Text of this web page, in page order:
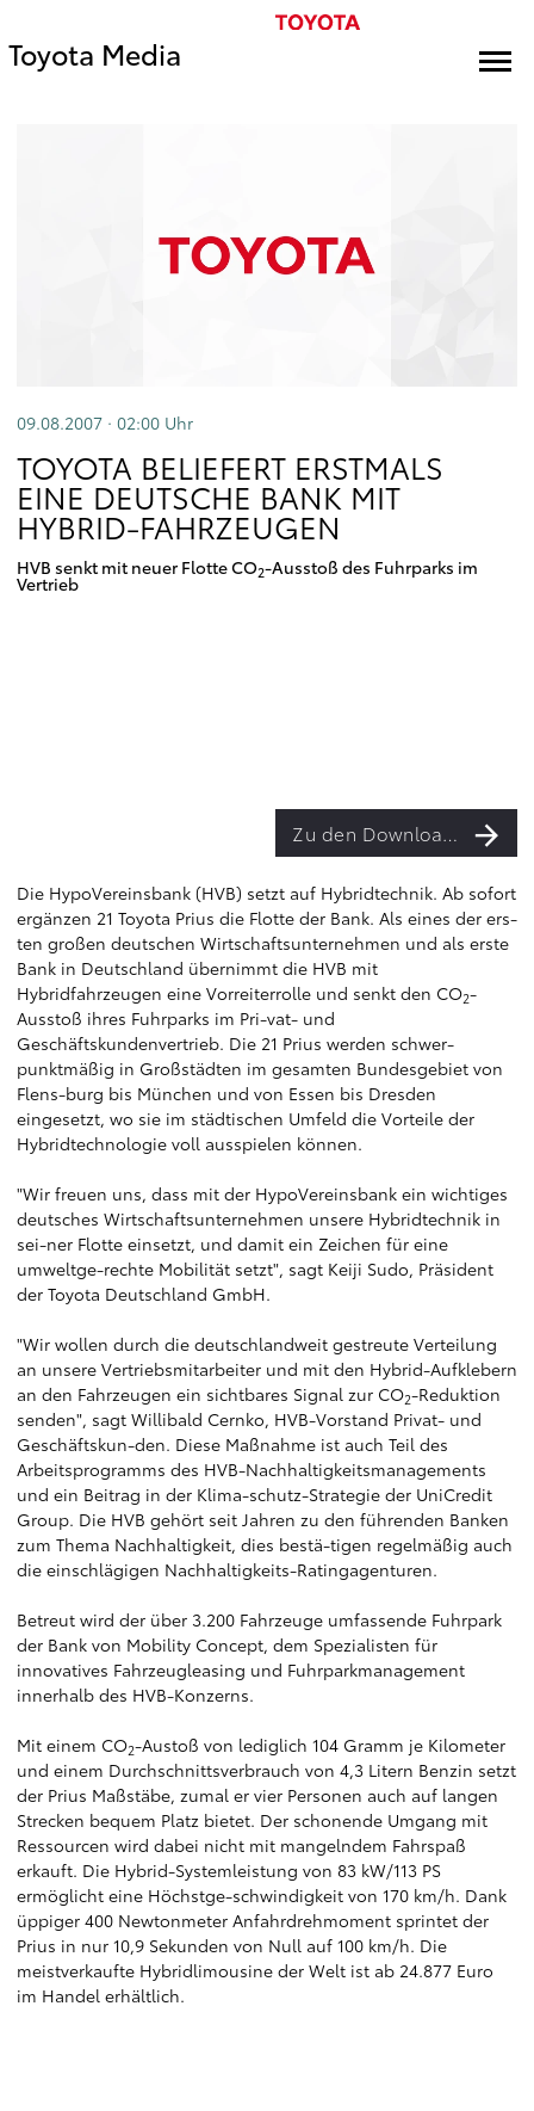
Toyota Media
09.08.2007 · 02:00 Uhr
TOYOTA BELIEFERT ERSTMALS
EINE DEUTSCHE BANK MIT
HYBRID-FAHRZEUGEN
HVB senkt mit neuer Flotte CO2-Ausstoß des Fuhrparks im
Vertrieb
Zu den Downloads
Die HypoVereinsbank (HVB) setzt auf Hybridtechnik. Ab sofort
ergänzen 21 Toyota Prius die Flotte der Bank. Als eines der ers-
ten großen deutschen Wirtschaftsunternehmen und als erste
Bank in Deutschland übernimmt die HVB mit
Hybridfahrzeugen eine Vorreiterrolle und senkt den CO2-
Ausstoß ihres Fuhrparks im Pri-vat- und
Geschäftskundenvertrieb. Die 21 Prius werden schwer-
punktmäßig in Großstädten im gesamten Bundesgebiet von
Flens-burg bis München und von Essen bis Dresden
eingesetzt, wo sie im städtischen Umfeld die Vorteile der
Hybridtechnologie voll ausspielen können.
"Wir freuen uns, dass mit der HypoVereinsbank ein wichtiges
deutsches Wirtschaftsunternehmen unsere Hybridtechnik in
sei-ner Flotte einsetzt, und damit ein Zeichen für eine
umweltge-rechte Mobilität setzt", sagt Keiji Sudo, Präsident
der Toyota Deutschland GmbH.
"Wir wollen durch die deutschlandweit gestreute Verteilung
an unsere Vertriebsmitarbeiter und mit den Hybrid-Aufklebern
an den Fahrzeugen ein sichtbares Signal zur CO2-Reduktion
senden", sagt Willibald Cernko, HVB-Vorstand Privat- und
Geschäftskun-den. Diese Maßnahme ist auch Teil des
Arbeitsprogramms des HVB-Nachhaltigkeitsmanagements
und ein Beitrag in der Klima-schutz-Strategie der UniCredit
Group. Die HVB gehört seit Jahren zu den führenden Banken
zum Thema Nachhaltigkeit, dies bestä-tigen regelmäßig auch
die einschlägigen Nachhaltigkeits-Ratingagenturen.
Betreut wird der über 3.200 Fahrzeuge umfassende Fuhrpark
der Bank von Mobility Concept, dem Spezialisten für
innovatives Fahrzeugleasing und Fuhrparkmanagement
innerhalb des HVB-Konzerns.
Mit einem CO2-Austoß von lediglich 104 Gramm je Kilometer
und einem Durchschnittsverbrauch von 4,3 Litern Benzin setzt
der Prius Maßstäbe, zumal er vier Personen auch auf langen
Strecken bequem Platz bietet. Der schonende Umgang mit
Ressourcen wird dabei nicht mit mangelndem Fahrspaß
erkauft. Die Hybrid-Systemleistung von 83 kW/113 PS
ermöglicht eine Höchstge-schwindigkeit von 170 km/h. Dank
üppiger 400 Newtonmeter Anfahrdrehmoment sprintet der
Prius in nur 10,9 Sekunden von Null auf 100 km/h. Die
meistverkaufte Hybridlimousine der Welt ist ab 24.877 Euro
im Handel erhältlich.